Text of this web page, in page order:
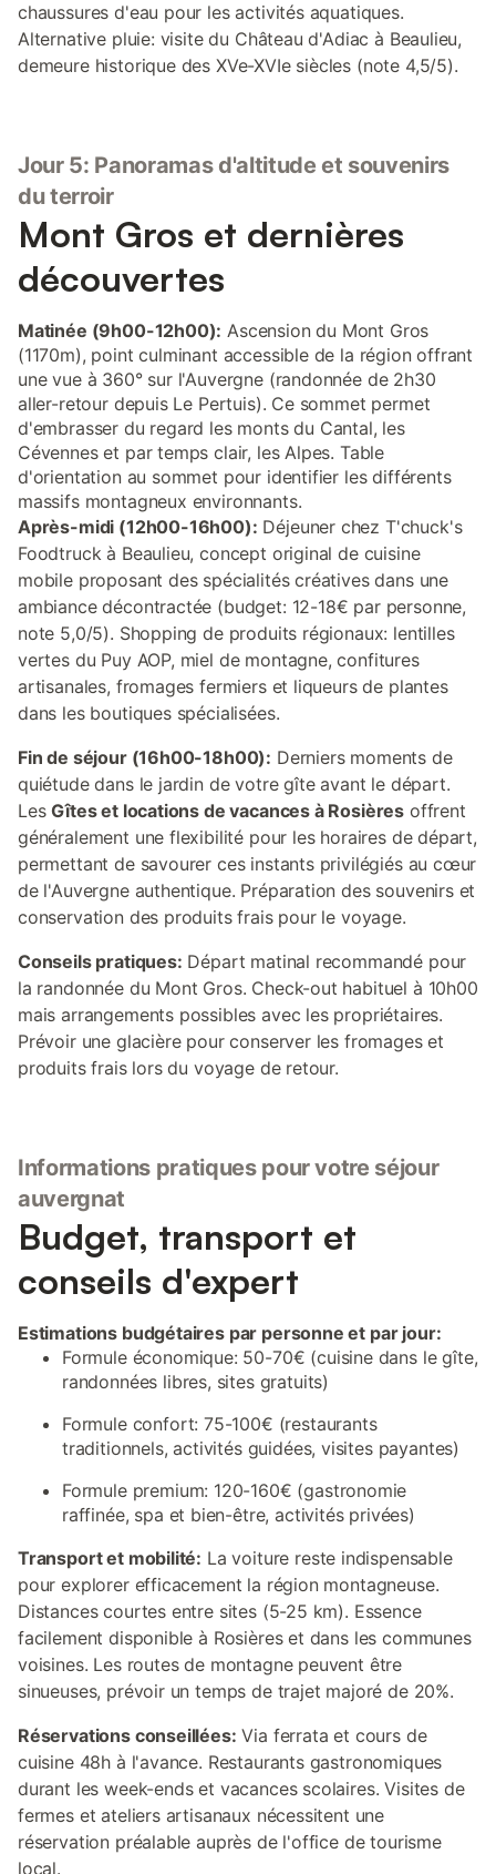
chaussures d'eau pour les activités aquatiques.
Alternative pluie: visite du Château d'Adiac à Beaulieu,
demeure historique des XVe-XVIe siècles (note 4,5/5).
Jour 5: Panoramas d'altitude et souvenirs
du terroir
Mont Gros et dernières
découvertes
Matinée (9h00-12h00): Ascension du Mont Gros
(1170m), point culminant accessible de la région offrant
une vue à 360° sur l'Auvergne (randonnée de 2h30
aller-retour depuis Le Pertuis). Ce sommet permet
d'embrasser du regard les monts du Cantal, les
Cévennes et par temps clair, les Alpes. Table
d'orientation au sommet pour identifier les différents
massifs montagneux environnants.
Après-midi (12h00-16h00): Déjeuner chez T'chuck's
Foodtruck à Beaulieu, concept original de cuisine
mobile proposant des spécialités créatives dans une
ambiance décontractée (budget: 12-18€ par personne,
note 5,0/5). Shopping de produits régionaux: lentilles
vertes du Puy AOP, miel de montagne, confitures
artisanales, fromages fermiers et liqueurs de plantes
dans les boutiques spécialisées.
Fin de séjour (16h00-18h00): Derniers moments de
quiétude dans le jardin de votre gîte avant le départ.
LesGîtes et locations de vacances à Rosières offrent
généralement une flexibilité pour les horaires de départ,
permettant de savourer ces instants privilégiés au cœur
de l'Auvergne authentique. Préparation des souvenirs et
conservation des produits frais pour le voyage.
Conseils pratiques: Départ matinal recommandé pour
la randonnée du Mont Gros. Check-out habituel à 10h00
mais arrangements possibles avec les propriétaires.
Prévoir une glacière pour conserver les fromages et
produits frais lors du voyage de retour.
Informations pratiques pour votre séjour
auvergnat
Budget, transport et
conseils d'expert
Estimations budgétaires par personne et par jour:
Formule économique: 50-70€ (cuisine dans le gîte,
randonnées libres, sites gratuits)
Formule confort: 75-100€ (restaurants
traditionnels, activités guidées, visites payantes)
Formule premium: 120-160€ (gastronomie
raffinée, spa et bien-être, activités privées)
Transport et mobilité: La voiture reste indispensable
pour explorer efficacement la région montagneuse.
Distances courtes entre sites (5-25 km). Essence
facilement disponible à Rosières et dans les communes
voisines. Les routes de montagne peuvent être
sinueuses, prévoir un temps de trajet majoré de 20%.
Réservations conseillées: Via ferrata et cours de
cuisine 48h à l'avance. Restaurants gastronomiques
durant les week-ends et vacances scolaires. Visites de
fermes et ateliers artisanaux nécessitent une
réservation préalable auprès de l'office de tourisme
local.